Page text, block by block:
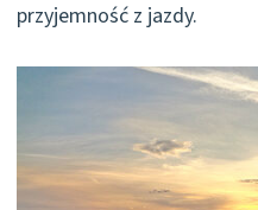
przyjemność z jazdy.